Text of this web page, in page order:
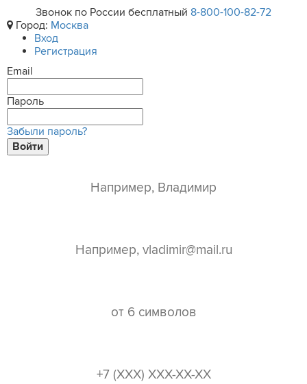
Звонок по России бесплатный 8-800-100-82-72
Город: Москва
Вход
Регистрация
Email
Пароль
Забыли пароль?
Войти